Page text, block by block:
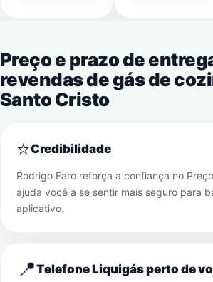
Preço e prazo de
revendas de gás de
Santo Cristo
⭐Credibilidade
Rodrigo Faro reforça a confiança no
ajuda você a se sentir mais seguro para
aplicativo.
📍Telefone Liquigás perto de